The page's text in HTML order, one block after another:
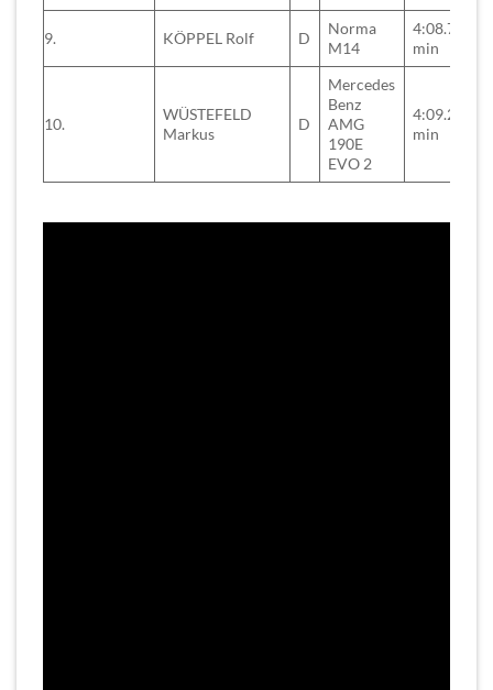
9. KÖPPEL Rolf D
Norma
M14
4:08.726
min
10.
WÜSTEFELD
Markus
D
Mercedes
Benz
AMG
190E
EVO 2
4:09.202
min